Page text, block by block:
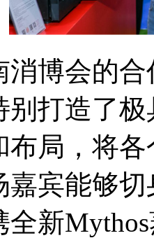
消博会的
打造了极
布局，将
嘉宾能够
全新